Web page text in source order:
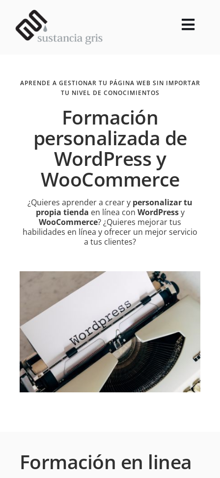
contenido
MANTENIMIENTO WEB
FORMACIÓN
BLOG
ILUSTRACIÓN
FOTOGRAFÍA
CONTACTO
HAZTE TÚ LA WEB
APRENDE A GESTIONAR TU PÁGINA WEB SIN IMPORTAR
TU NIVEL DE CONOCIMIENTOS
Formación
personalizada de
WordPress y
WooCommerce
¿Quieres aprender a crear y personalizar tu
propia tienda en línea con WordPressy
WooCommerce? ¿Quieres mejorar tus
habilidades en línea y ofrecer un mejor servicio
a tus clientes?
Formación en linea